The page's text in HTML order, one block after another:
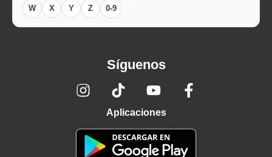
W X Y Z 0-9
Síguenos
Aplicaciones